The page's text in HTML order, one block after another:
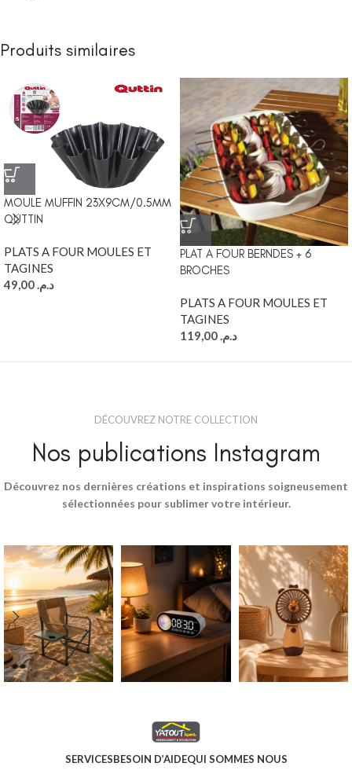
Produits similaires
MOULE MUFFIN 23X9CM/0.5MM
QUTTIN
PLATS A FOUR MOULES ET
TAGINES
د.م.
PLAT A FOUR BERNDES + 6
BROCHES
PLATS A FOUR MOULES ET
TAGINES
د.م.
DÉCOUVREZ NOTRE COLLECTION
Nos publications Instagram
Découvrez nos dernières créations et inspirations soigneusement
sélectionnées pour sublimer votre intérieur.
SERVICESBESOIN D’AIDEQUI SOMMES NOUS